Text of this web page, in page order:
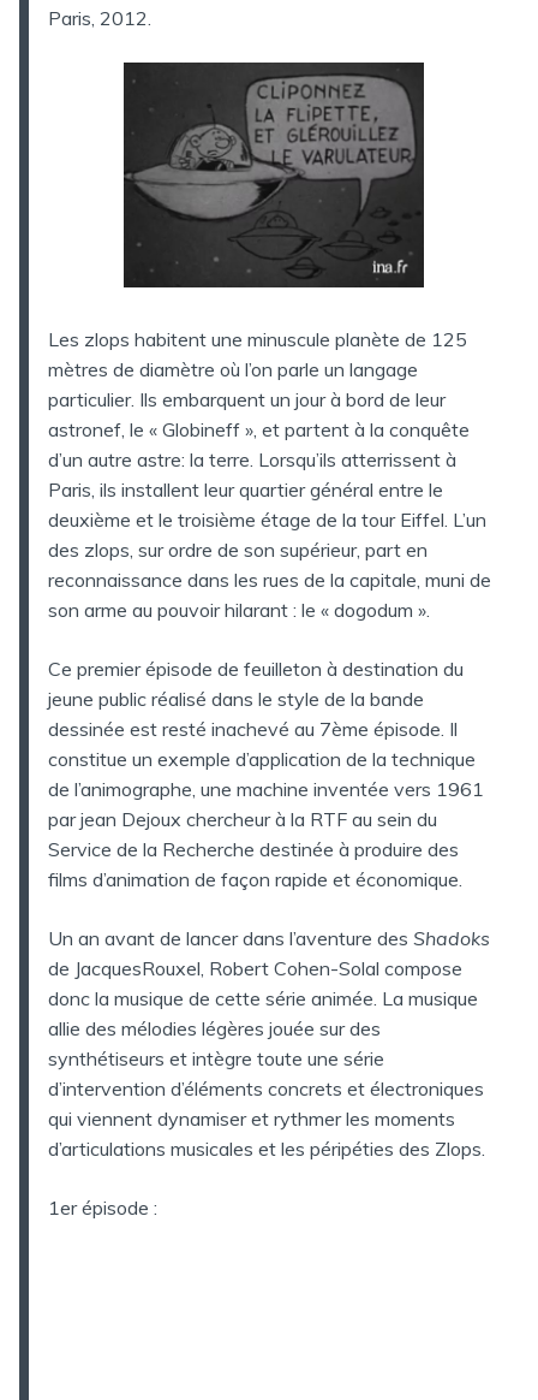
Paris, 2012.
Les zlops habitent une minuscule planète de 125
mètres de diamètre où l’on parle un langage
particulier. Ils embarquent un jour à bord de leur
astronef, le « Globineff », et partent à la conquête
d’un autre astre: la terre. Lorsqu’ils atterrissent à
Paris, ils installent leur quartier général entre le
deuxième et le troisième étage de la tour Eiffel. L’un
des zlops, sur ordre de son supérieur, part en
reconnaissance dans les rues de la capitale, muni de
son arme au pouvoir hilarant : le « dogodum ».
Ce premier épisode de feuilleton à destination du
jeune public réalisé dans le style de la bande
dessinée est resté inachevé au 7ème épisode. Il
constitue un exemple d’application de la technique
de l’animographe, une machine inventée vers 1961
par jean Dejoux chercheur à la RTF au sein du
Service de la Recherche destinée à produire des
films d’animation de façon rapide et économique.
Un an avant de lancer dans l’aventure des Shadoks
de JacquesRouxel, Robert Cohen-Solal compose
donc la musique de cette série animée. La musique
allie des mélodies légères jouée sur des
synthétiseurs et intègre toute une série
d’intervention d’éléments concrets et électroniques
qui viennent dynamiser et rythmer les moments
d’articulations musicales et les péripéties des Zlops.
1er épisode :